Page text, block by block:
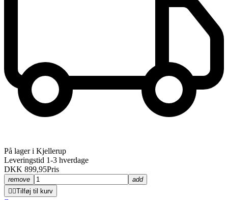
På lager i Kjellerup
Leveringstid 1-3 hverdage
DKK 899,95Pris
remove
add
 Tilføj til kurv